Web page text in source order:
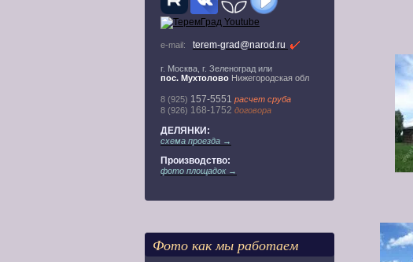
e-mail: terem-grad@narod.ru
г. Москва, г. Зеленоград или
пос. Мухтолово Нижегородская обл
8 (925) 157-5551 расчет сруба
8 (926) 168-1752 договора
ДЕЛЯНКИ:
схема проезда →
Производство:
фото площадок →
Фото как мы работаем